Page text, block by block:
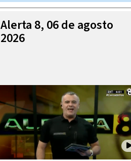
Alerta 8, 06 de agosto
2026